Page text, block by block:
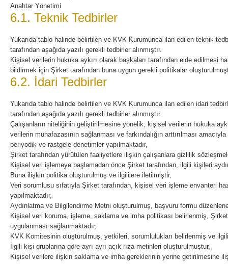
Anahtar Yönetimi
6.1. Teknik Tedbirler
Yukarıda tablo halinde belirtilen ve KVK Kurumunca ilan edilen teknik
tarafından aşağıda yazılı gerekli tedbirler alınmıştır.
Kişisel verilerin hukuka aykırı olarak başkaları tarafından elde edilmesi
bildirmek için Şirket tarafından buna uygun gerekli politikalar
6.2. İdari Tedbirler
Yukarıda tablo halinde belirtilen ve KVK Kurumunca ilan edilen idari
tarafından aşağıda yazılı gerekli tedbirler alınmıştır.
Çalışanların niteliğinin geliştirilmesine yönelik, kişisel verilerin hukuka
verilerin muhafazasının sağlanması ve farkındalığın arttırılması
periyodik ve rastgele denetimler yapılmaktadır,
Şirket tarafından yürütülen faaliyetlere ilişkin çalışanlara gizlilik
Kişisel veri işlemeye başlamadan önce Şirket tarafından, ilgili kişileri
Buna ilişkin politika oluşturulmuş ve ilgililere iletilmiştir,
Veri sorumlusu sıfatıyla Şirket tarafından, kişisel veri işleme envanteri
yapılmaktadır,
Aydınlatma ve Bilgilendirme Metni oluşturulmuş, başvuru formu
Kişisel veri koruma, işleme, saklama ve imha politikası belirlenmiş,
uygulanması sağlanmaktadır,
KVK Komitesinin oluşturulmuş, yetkileri, sorumlulukları belirlenmiş ve
İlgili kişi gruplarına göre ayrı ayrı açık rıza metinleri oluşturulmuştur,
Kişisel verilere ilişkin saklama ve imha gereklerinin yerine getirilmesine